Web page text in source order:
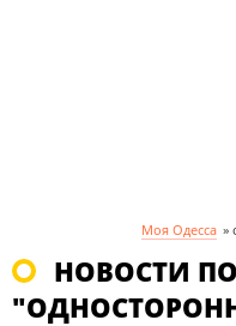
Моя Одесса »
НОВОСТИ